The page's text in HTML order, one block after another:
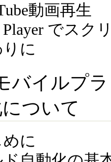
動画再生
でスク
に
イルプラ
ついて
に